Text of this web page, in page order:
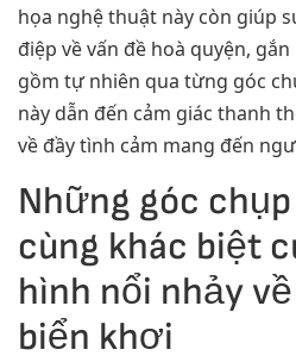
họa nghệ thuật này còn giúp
điệp về vấn đề hoà quyện,
gồm tự nhiên qua từng góc
này dẫn đến cảm giác thanh
về đầy tình cảm mang đến
Những góc
cùng khác biệt
hình nổi nhảy
biển khơi